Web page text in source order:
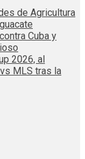
de Agricultura
Cuba y
2026, al
MLS tras la